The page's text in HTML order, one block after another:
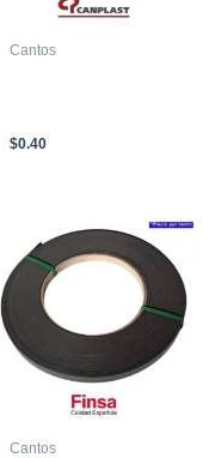
Cantos
$0.40
Cantos